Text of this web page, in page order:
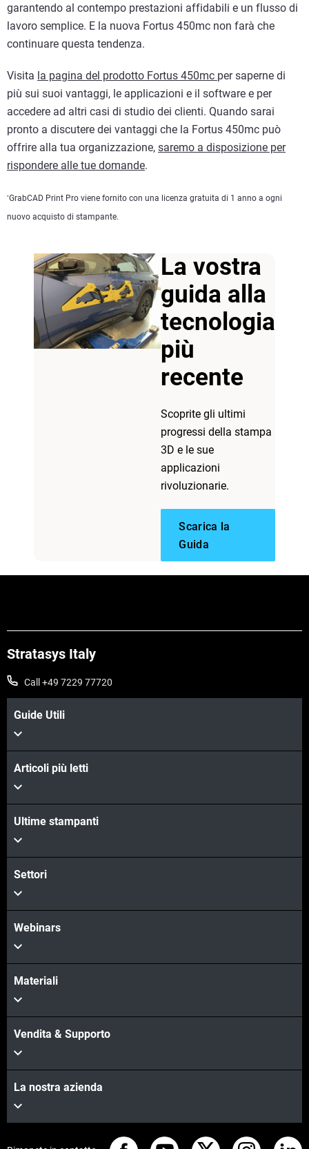
La vostra
guida alla
tecnologia
più
recente
Scoprite gli ultimi
progressi della stampa
3D e le sue
applicazioni
rivoluzionarie.
Scarica la
Guida
garantendo al contempo prestazioni affidabili e un flusso di
lavoro semplice. E la nuova Fortus 450mc non farà che
continuare questa tendenza.
Visita la pagina del prodotto Fortus 450mc per saperne di
più sui suoi vantaggi, le applicazioni e il software e per
accedere ad altri casi di studio dei clienti. Quando sarai
pronto a discutere dei vantaggi che la Fortus 450mc può
offrire alla tua organizzazione, saremo a disposizione per
rispondere alle tue domande.
*GrabCAD Print Pro viene fornito con una licenza gratuita di 1 anno a ogni
nuovo acquisto di stampante.
Stratasys Italy
Call +49 7229 77720
Guide Utili
Articoli più letti
Ultime stampanti
Settori
Webinars
Materiali
Vendita & Supporto
La nostra azienda